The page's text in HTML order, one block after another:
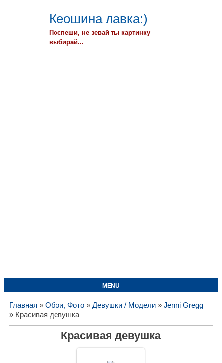
Кеошина лавка:)
Поспеши, не зевай ты картинку
выбирай...
MENU
Главная » Обои, Фото» Девушки / Модели» Jenni Gregg
» Красивая девушка
Красивая девушка